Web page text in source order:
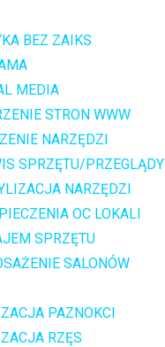
BEZ ZAIKS
MEDIA
STRON WWW
NARZĘDZI
SPRZĘTU/PRZEGLĄDY
NARZĘDZI
OC LOKALI
SPRZĘTU
SALONÓW
PAZNOKCI
RZĘS